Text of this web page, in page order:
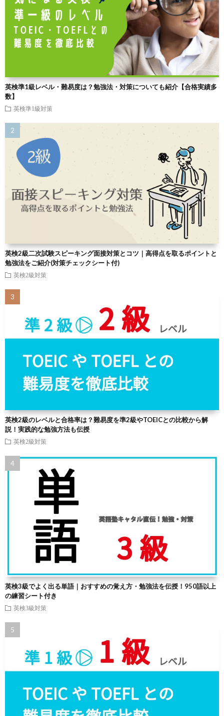
英検準1級レベル・難易度は？勉強法・対策についても紹介【合格実績多
数】
英検準1級対策
英検2級二次試験スピーキング面接対策とコツ｜高得点を取るポイントと
勉強法をご紹介(対策チェックシート付)
英検2級対策
英検2級のレベルと合格率は？難易度を準2級やTOEICとの比較から解
説！実践的な勉強方法も伝授
英検2級対策
英検3級でよく出る単語｜おすすめの覚え方・勉強法を伝授！950語以上
の練習シート付き
英検3級対策